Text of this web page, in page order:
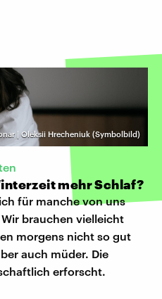
| Oleksii Hrecheniuk (Symbolbild)
mehr Schlaf?
für manche von uns
brauchen vielleicht
morgens nicht so gut
auch müder. Die
erforscht.